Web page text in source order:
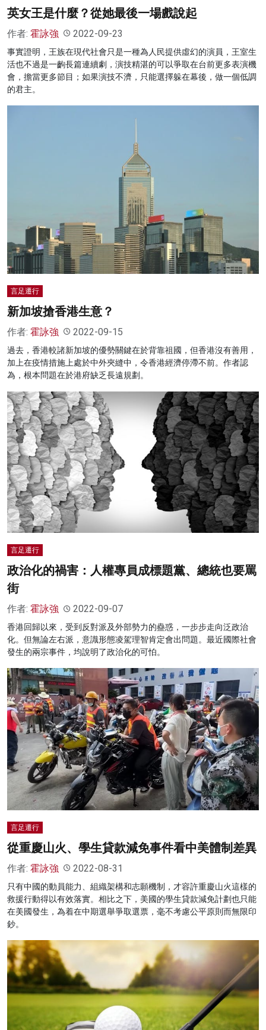
英女王是什麼？從她最後一場戲說起
作者: 霍詠強 2022-09-23
事實證明，王族在現代社會只是一種為人民提供虛幻的演員，王室生
活也不過是一齣長篇連續劇，演技精湛的可以爭取在台前更多表演機
會，擔當更多節目；如果演技不濟，只能選擇躲在幕後，做一個低調
的君主。
言足遷行
新加坡搶香港生意？
作者: 霍詠強 2022-09-15
過去，香港較諸新加坡的優勢關鍵在於背靠祖國，但香港沒有善用，
加上在疫情措施上處於中外夾縫中，令香港經濟停滯不前。作者認
為，根本問題在於港府缺乏長遠規劃。
言足遷行
政治化的禍害：人權專員成標題黨、總統也要罵
街
作者: 霍詠強 2022-09-07
香港回歸以來，受到反對派及外部勢力的蠱惑，一步步走向泛政治
化。但無論左右派，意識形態凌駕理智肯定會出問題。最近國際社會
發生的兩宗事件，均說明了政治化的可怕。
言足遷行
從重慶山火、學生貸款減免事件看中美體制差異
作者: 霍詠強 2022-08-31
只有中國的動員能力、組織架構和志願機制，才容許重慶山火這樣的
救援行動得以有效落實。相比之下，美國的學生貸款減免計劃也只能
在美國發生，為着在中期選舉爭取選票，毫不考慮公平原則而無限印
鈔。